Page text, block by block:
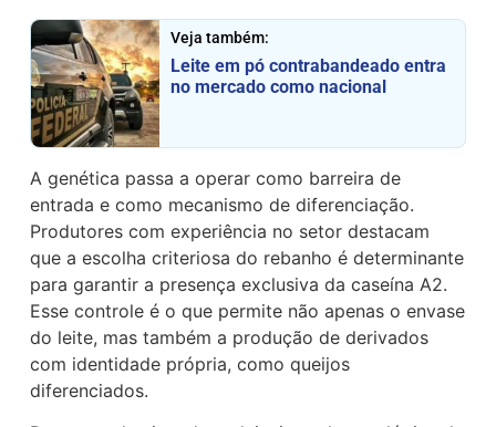
Veja também:
Leite em pó contrabandeado entra
no mercado como nacional
A genética passa a operar como barreira de
entrada e como mecanismo de diferenciação.
Produtores com experiência no setor destacam
que a escolha criteriosa do rebanho é determinante
para garantir a presença exclusiva da caseína A2.
Esse controle é o que permite não apenas o envase
do leite, mas também a produção de derivados
com identidade própria, como queijos
diferenciados.